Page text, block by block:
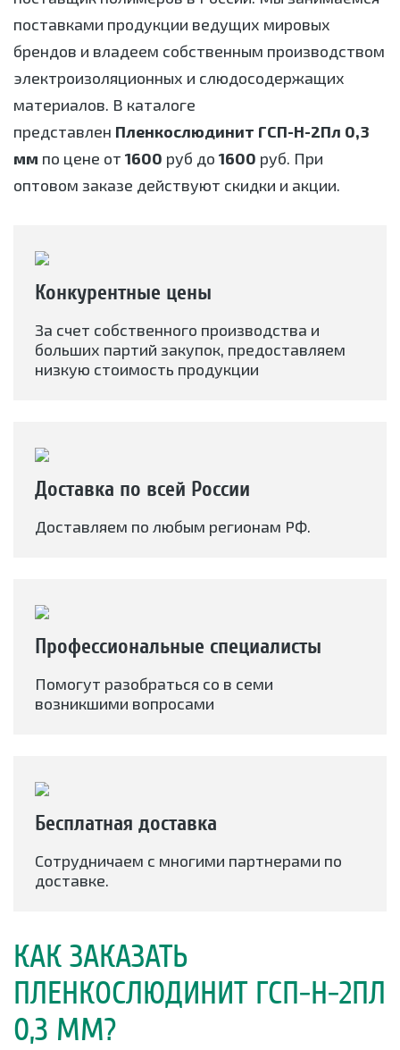
поставками продукции ведущих мировых
брендов и владеем собственным производством
электроизоляционных и слюдосодержащих
материалов. В каталоге
представлен Пленкослюдинит ГСП-Н-2Пл 0,3
мм по цене от 1600 руб до 1600 руб. При
оптовом заказе действуют скидки и акции.
Конкурентные цены
За счет собственного производства и
больших партий закупок, предоставляем
низкую стоимость продукции
Доставка по всей России
Доставляем по любым регионам РФ.
Профессиональные специалисты
Помогут разобраться со в семи
возникшими вопросами
Бесплатная доставка
Сотрудничаем с многими партнерами по
доставке.
КАК ЗАКАЗАТЬ
ПЛЕНКОСЛЮДИНИТ ГСП-Н-2ПЛ
0,3 ММ?